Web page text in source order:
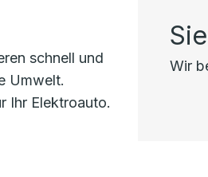
schnell und
Umwelt.
Ihr Elektroauto.
Wir